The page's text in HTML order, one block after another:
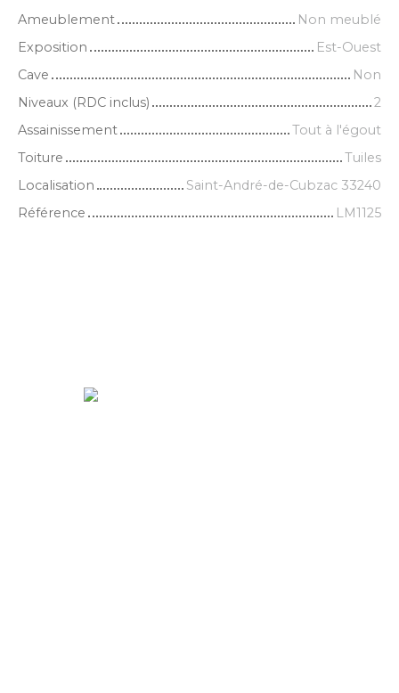
Ameublement
Non meublé
Exposition
Est-Ouest
Cave
Non
Niveaux (RDC inclus)
2
Assainissement
Tout à l'égout
Toiture
Tuiles
Localisation
Saint-André-de-Cubzac 33240
Référence
LM1125